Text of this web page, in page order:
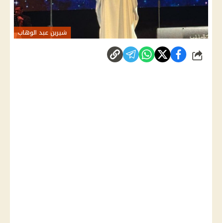
شيرين عبد الوهاب
شارك